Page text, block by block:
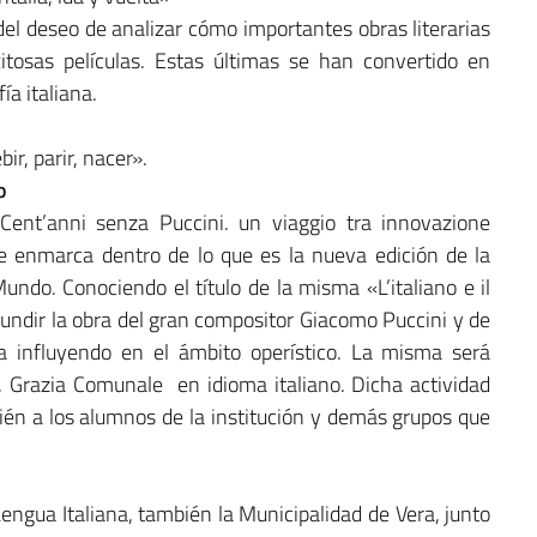
deseo de analizar cómo importantes obras literarias
películas. Estas últimas se han convertido en
italiana.
parir, nacer».
senza Puccini. un viaggio tra innovazione
enmarca dentro de lo que es la nueva edición de la
Conociendo el título de la misma «L’italiano e il
la obra del gran compositor Giacomo Puccini y de
en el ámbito operístico. La misma será
Comunale en idioma italiano. Dicha actividad
a los alumnos de la institución y demás grupos que
Italiana, también la Municipalidad de Vera, junto